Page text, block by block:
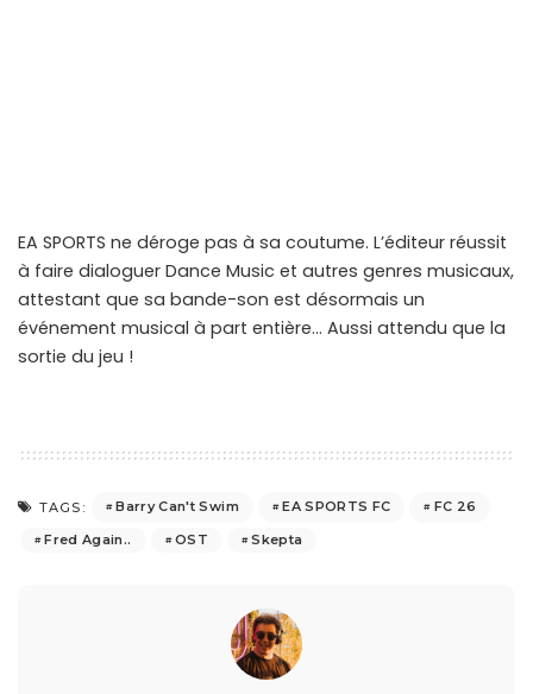
EA SPORTS ne déroge pas à sa coutume. L’éditeur réussit
à faire dialoguer Dance Music et autres genres musicaux,
attestant que sa bande-son est désormais un
événement musical à part entière… Aussi attendu que la
sortie du jeu !
TAGS: Barry Can't Swim EA SPORTS FC
FC 26
Fred Again..
OST Skepta